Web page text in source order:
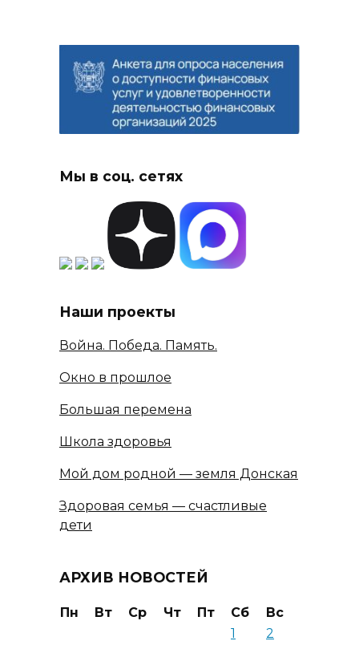
Мы в соц. сетях
Наши проекты
Война. Победа. Память.
Окно в прошлое
Большая перемена
Школа здоровья
Мой дом родной — земля Донская
Здоровая семья — счастливые
дети
АРХИВ НОВОСТЕЙ
Пн Вт Ср Чт Пт Сб
Вс
1
2